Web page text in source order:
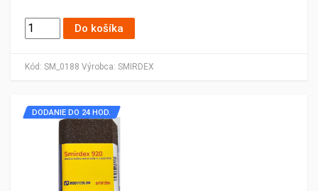
Kód: SM_0188 Výrobca: SMIRDEX
Do košíka
DODANIE DO 24 HOD.